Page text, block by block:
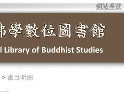
網站導覽
> 書目明細